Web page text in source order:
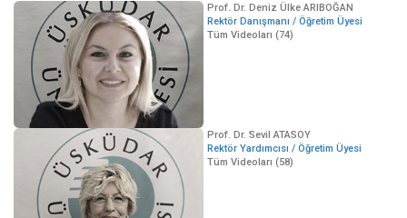
Prof. Dr. Deniz Ülke ARIBOĞAN
Rektör Danışmanı / Öğretim Üyesi
Tüm Videoları (74)
Prof. Dr. Sevil ATASOY
Rektör Yardımcısı / Öğretim Üyesi
Tüm Videoları (58)